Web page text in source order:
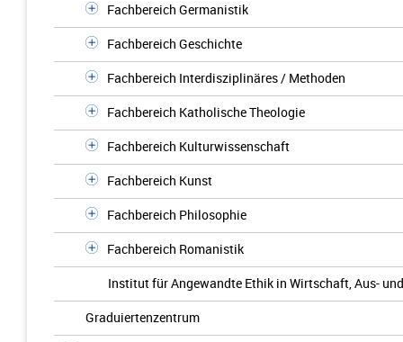
Fachbereich Germanistik
Fachbereich Geschichte
Fachbereich Interdisziplinäres / Methoden
Fachbereich Katholische Theologie
Fachbereich Kultur­wissenschaft
Fachbereich Kunst
Fachbereich Philosophie
Fachbereich Romanistik
Institut für Angewandte Ethik in Wirtschaft, Aus-
Graduiertenzentrum